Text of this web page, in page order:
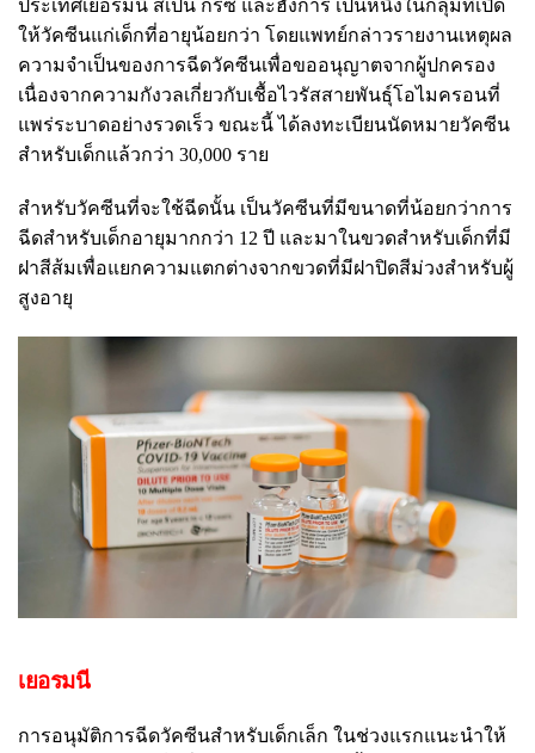
ประเทศเยอรมนี สเปน กรีซ และฮังการี เป็นหนึ่งในกลุ่มที่เปิด
ให้วัคซีนแก่เด็กที่อายุน้อยกว่า โดยแพทย์กล่าวรายงานเหตุผล
ความจำเป็นของการฉีดวัคซีนเพื่อขออนุญาตจากผู้ปกครอง
เนื่องจากความกังวลเกี่ยวกับเชื้อไวรัสสายพันธุ์โอไมครอนที่
แพร่ระบาดอย่างรวดเร็ว ขณะนี้ ได้ลงทะเบียนนัดหมายวัคซีน
สำหรับเด็กแล้วกว่า 30,000 ราย
สำหรับวัคซีนที่จะใช้ฉีดนั้น เป็นวัคซีนที่มีขนาดที่น้อยกว่าการ
ฉีดสำหรับเด็กอายุมากกว่า 12 ปี และมาในขวดสำหรับเด็กที่มี
ฝาสีส้มเพื่อแยกความแตกต่างจากขวดที่มีฝาปิดสีม่วงสำหรับผู้
สูงอายุ
เยอรมนี
การอนุมัติการฉีดวัคซีนสำหรับเด็กเล็ก ในช่วงแรกแนะนำให้